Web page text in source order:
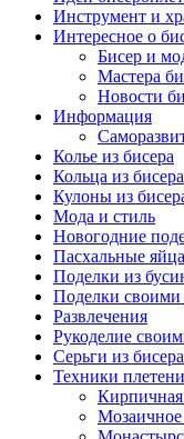
Инструмент и
Интересное о
Бисер и
Мастера
Новости
Информация
Колье из бисера
Кольца из бисера
Кулоны из
Мода и стиль
Новогодние
Пасхальные
Поделки из
Поделки своими
Развлечения
Рукоделие
Серьги из бисера
Техники
Кирпичная
Мозаичное